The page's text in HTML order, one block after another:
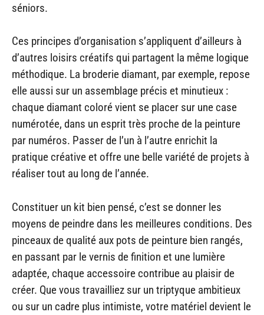
séniors.
Ces principes d’organisation s’appliquent d’ailleurs à
d’autres loisirs créatifs qui partagent la même logique
méthodique. La broderie diamant, par exemple, repose
elle aussi sur un assemblage précis et minutieux :
chaque diamant coloré vient se placer sur une case
numérotée, dans un esprit très proche de la peinture
par numéros. Passer de l’un à l’autre enrichit la
pratique créative et offre une belle variété de projets à
réaliser tout au long de l’année.
Constituer un kit bien pensé, c’est se donner les
moyens de peindre dans les meilleures conditions. Des
pinceaux de qualité aux pots de peinture bien rangés,
en passant par le vernis de finition et une lumière
adaptée, chaque accessoire contribue au plaisir de
créer. Que vous travailliez sur un triptyque ambitieux
ou sur un cadre plus intimiste, votre matériel devient le